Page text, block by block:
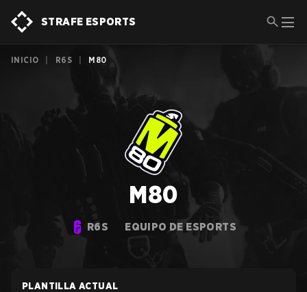
STRAFE ESPORTS
INICIO R6S M80
M80
R6S EQUIPO DE ESPORTS
PLANTILLA ACTUAL